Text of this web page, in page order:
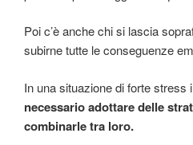
Poi c’è anche chi si lascia
subirne tutte le conseguenze
In una situazione di forte stress
necessario adottare delle
combinarle tra loro.